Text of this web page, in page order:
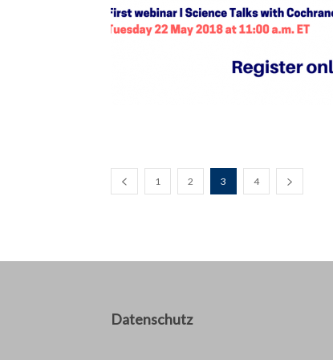
1 2 3 4
Datenschutz